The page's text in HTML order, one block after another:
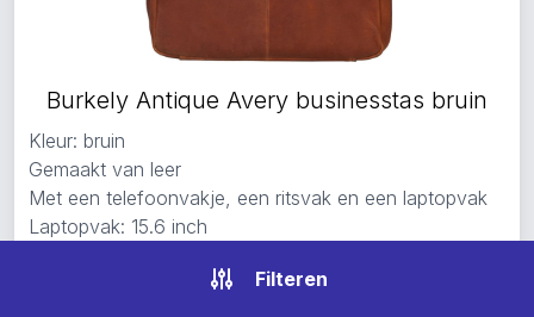
Burkely Antique Avery businesstas bruin
Kleur: bruin
Gemaakt van leer
Met een telefoonvakje, een ritsvak en een laptopvak
Laptopvak: 15.6 inch
Op voorraad — levertijd:
Filteren